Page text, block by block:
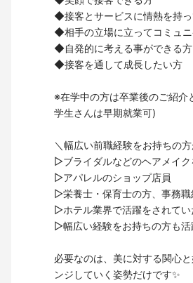
◆接客とサービスに情熱を持
◆相手の立場に立ってコミュ
◆自発的に考える事ができる方
◆接客を通して成長したい方
※在学中の方は卒業後のご紹介
学生さんは早期就業可)
＼幅広い前職経験をお持ちの
▷ブライダルなどのヘアメイ
▷アパレルのショップ店員
▷栄養士・保育士の方、事務職
▷ホテル業界で活躍をされて
▷幅広い経験をお持ちの方も活
必要なのは、美に対する関心
ンジしていく姿勢だけです✨